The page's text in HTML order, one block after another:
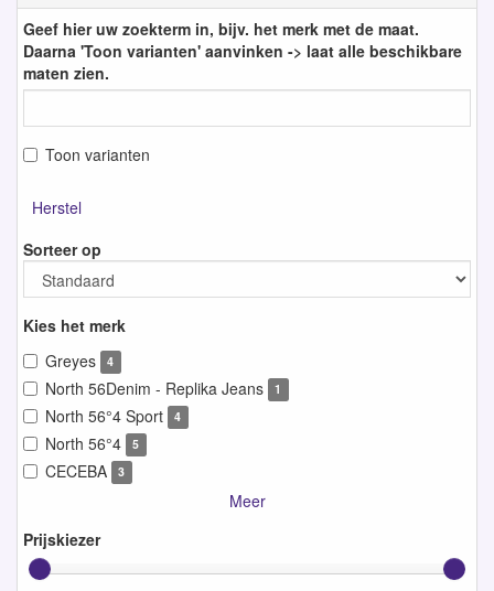
Geef hier uw zoekterm in, bijv. het merk met de maat.
Daarna 'Toon varianten' aanvinken -> laat alle beschikbare
maten zien.
Toon varianten
Herstel
Sorteer op
Kies het merk
Greyes
4
North 56Denim - Replika Jeans 1
North 56°4 Sport 4
North 56°4 5
CECEBA 3
Meer
Prijskiezer